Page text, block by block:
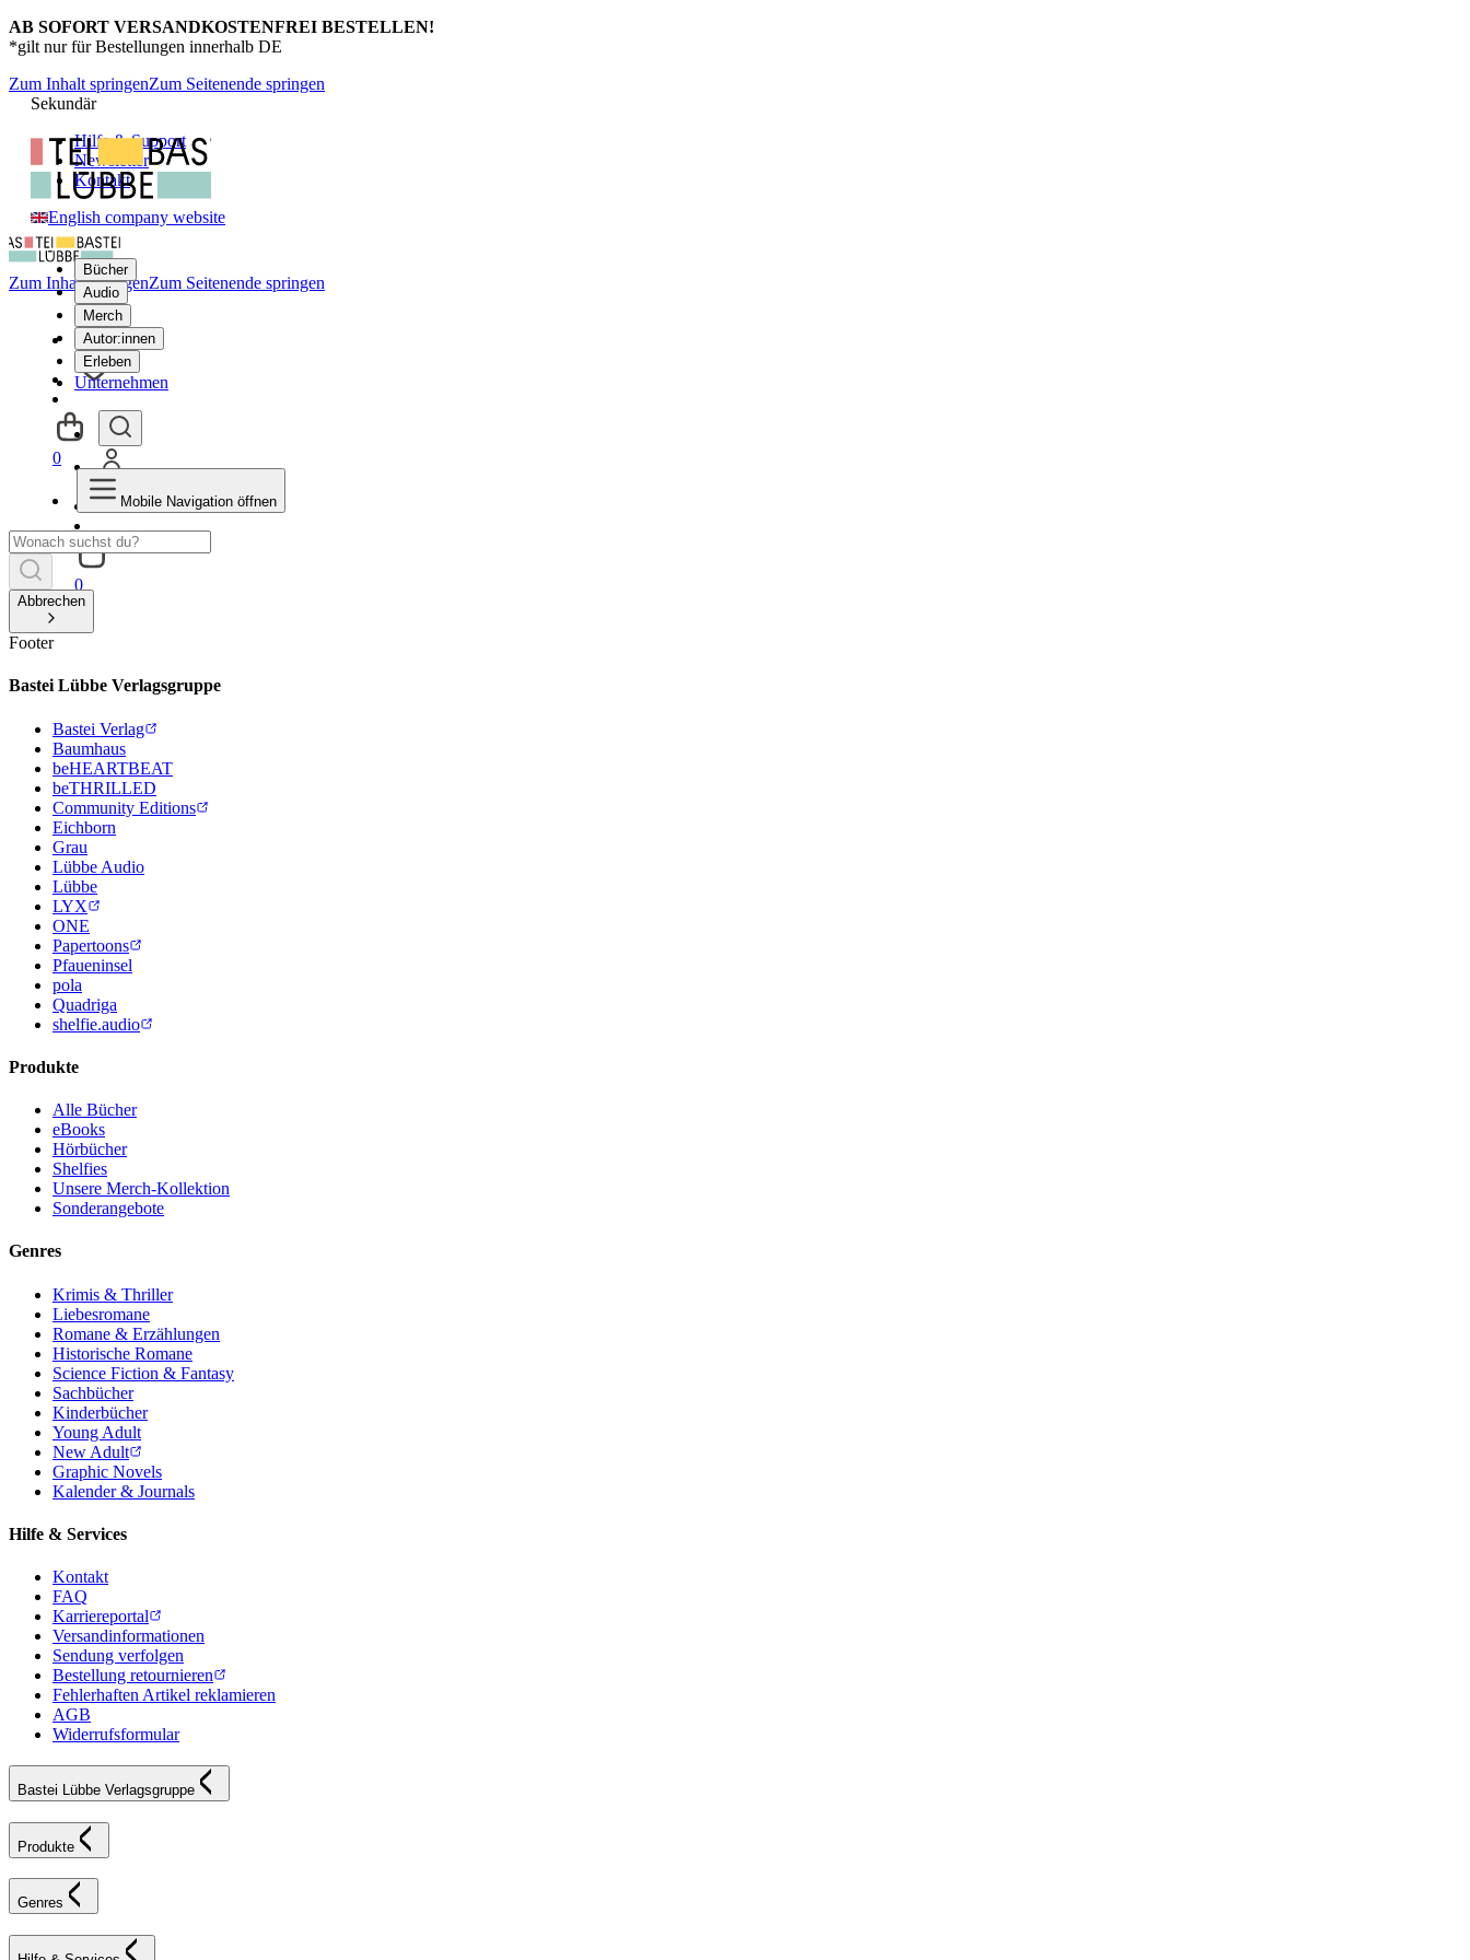
AB SOFORT VERSANDKOSTENFREI BESTELLEN!
*gilt nur für Bestellungen innerhalb DE
Zum Inhalt springenZum Seitenende springen
Sekundär
Hilfe & Support
Newsletter
Kontakt
English company website
Bücher
Audio
Merch
Autor:innen
Erleben
Unternehmen
0
Zum Inhalt springenZum Seitenende springen
0
Mobile Navigation öffnen
Abbrechen
Footer
Bastei Lübbe Verlagsgruppe
Bastei Verlag
Baumhaus
beHEARTBEAT
beTHRILLED
Community Editions
Eichborn
Grau
Lübbe Audio
Lübbe
LYX
ONE
Papertoons
Pfaueninsel
pola
Quadriga
shelfie.audio
Produkte
Alle Bücher
eBooks
Hörbücher
Shelfies
Unsere Merch-Kollektion
Sonderangebote
Genres
Krimis & Thriller
Liebesromane
Romane & Erzählungen
Historische Romane
Science Fiction & Fantasy
Sachbücher
Kinderbücher
Young Adult
New Adult
Graphic Novels
Kalender & Journals
Hilfe & Services
Kontakt
FAQ
Karriereportal
Versandinformationen
Sendung verfolgen
Bestellung retournieren
Fehlerhaften Artikel reklamieren
AGB
Widerrufsformular
Bastei Lübbe Verlagsgruppe
Produkte
Genres